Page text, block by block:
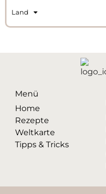
Land
Menü
Home
Rezepte
Weltkarte
Tipps & Tricks